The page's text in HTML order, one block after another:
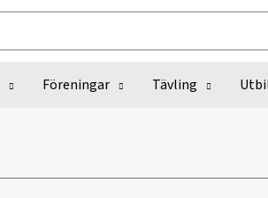
Föreningar Tävling